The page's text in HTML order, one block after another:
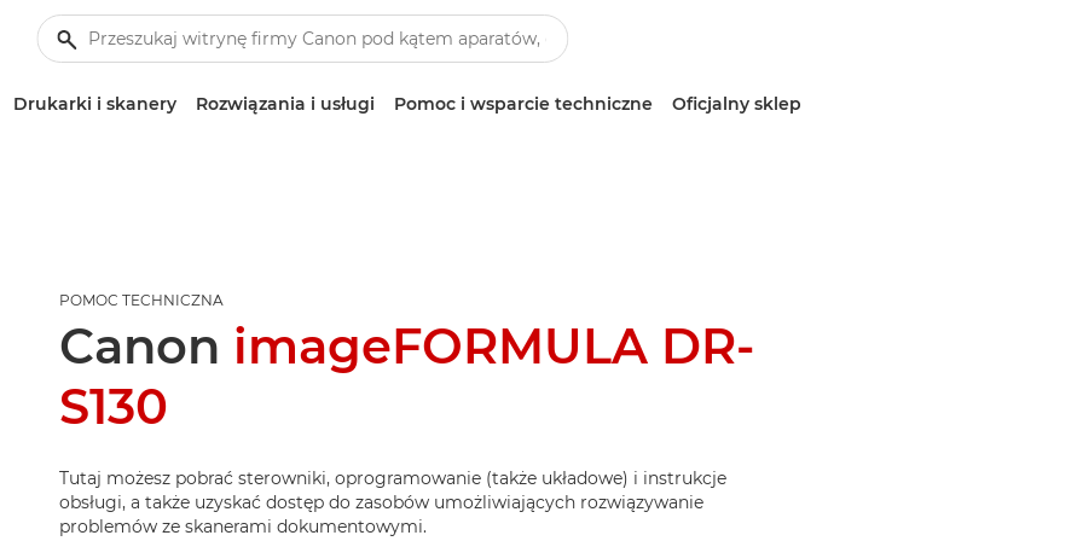
Drukarki i skanery Rozwiązania i usługi Pomoc i wsparcie techniczne Oficjalny sklep
POMOC TECHNICZNA
Canon imageFORMULA DR-
S130
Tutaj możesz pobrać sterowniki, oprogramowanie (także układowe) i instrukcje
obsługi, a także uzyskać dostęp do zasobów umożliwiających rozwiązywanie
problemów ze skanerami dokumentowymi.